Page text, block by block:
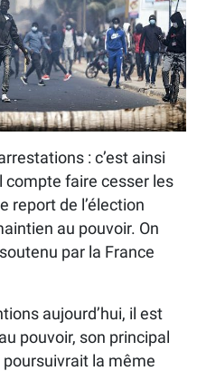
: c’est ainsi
compte faire cesser les
report de l’élection
au pouvoir. On
par la France
aujourd’hui, il est
pouvoir, son principal
la même